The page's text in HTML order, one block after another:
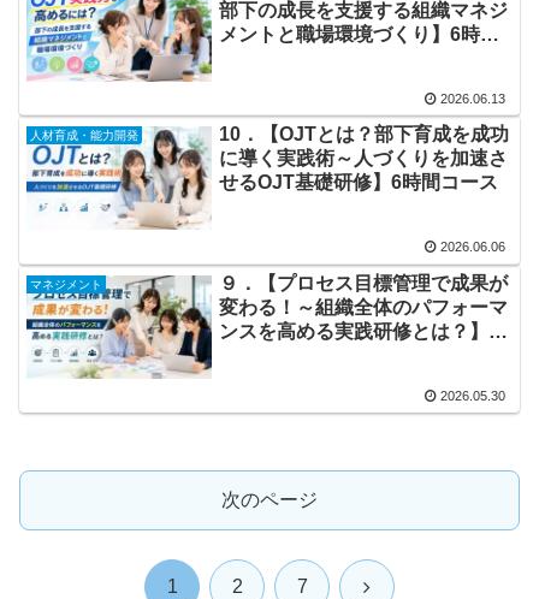
部下の成長を支援する組織マネジ
メントと職場環境づくり】6時間
2026.06.13
人材育成・能力開発
10．【OJTとは？部下育成を成功
に導く実践術～人づくりを加速さ
せるOJT基礎研修】6時間コース
2026.06.06
マネジメント
９．【プロセス目標管理で成果が
変わる！～組織全体のパフォーマ
ンスを高める実践研修とは？】6
2026.05.30
次のページ
1 2 7 次